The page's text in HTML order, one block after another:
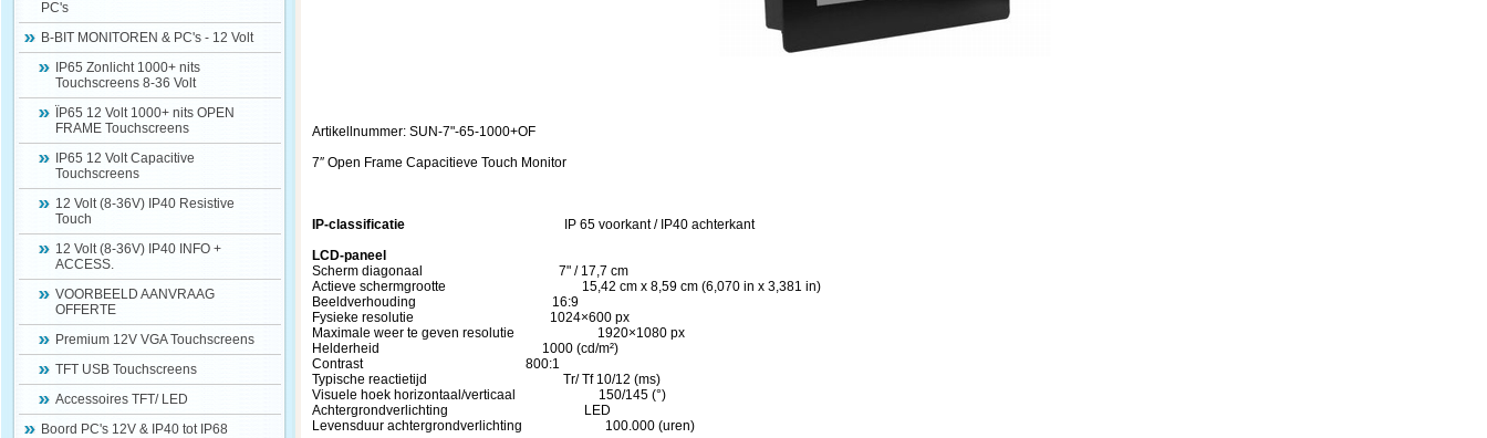
PC's
B-BIT MONITOREN & PC's - 12 Volt
IP65 Zonlicht 1000+ nits
Touchscreens 8-36 Volt
ÏP65 12 Volt 1000+ nits OPEN
FRAME Touchscreens
IP65 12 Volt Capacitive
Touchscreens
12 Volt (8-36V) IP40 Resistive
Touch
12 Volt (8-36V) IP40 INFO +
ACCESS.
VOORBEELD AANVRAAG
OFFERTE
Premium 12V VGA Touchscreens
TFT USB Touchscreens
Accessoires TFT/ LED
Boord PC's 12V & IP40 tot IP68
Artikellnummer: SUN-7"-65-1000+OF
7″ Open Frame Capacitieve Touch Monitor
IP-classificatie
IP 65 voorkant / IP40 achterkant
LCD-paneel
Scherm diagonaal 7" / 17,7 cm
Actieve schermgrootte 15,42 cm x 8,59 cm (6,070 in x 3,381 in)
Beeldverhouding 16:9
Fysieke resolutie 1024×600 px
Maximale weer te geven resolutie 1920×1080 px
Helderheid 1000 (cd/m²)
Contrast 800:1
Typische reactietijd Tr/ Tf 10/12 (ms)
Visuele hoek horizontaal/verticaal 150/145 (°)
Achtergrondverlichting LED
Levensduur achtergrondverlichting 100.000 (uren)